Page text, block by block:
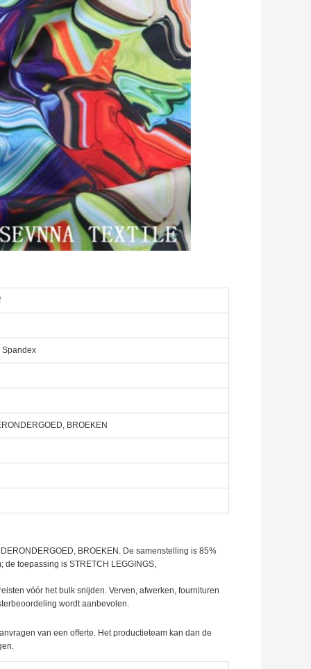
Spandex
BROEKEN
BROEKEN. De samenstelling is 85%
toepassing is STRETCH LEGGINGS,
vóór het bulk snijden. Verven, afwerken, fournituren
wordt aanbevolen.
van een offerte. Het productieteam kan dan de